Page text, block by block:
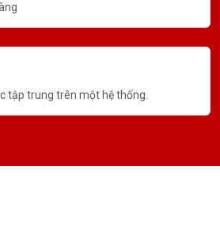
tập trung trên một hệ thống.